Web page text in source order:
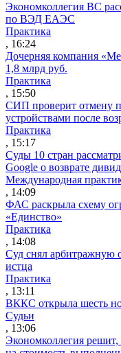
Экономколлегия ВС
по ВЭД ЕАЭС
Практика
, 16:24
Дочерняя компания
1,8 млрд руб.
Практика
, 15:50
СИП проверит отмену
устройствами после
Практика
, 15:17
Суды 10 стран
Google о возврате
Международная
, 14:09
ФАС раскрыла схему
«Единство»
Практика
, 14:08
Суд снял арбитражную
истца
Практика
, 13:11
ВККС открыла шесть
Судьи
, 13:06
Экономколлегия